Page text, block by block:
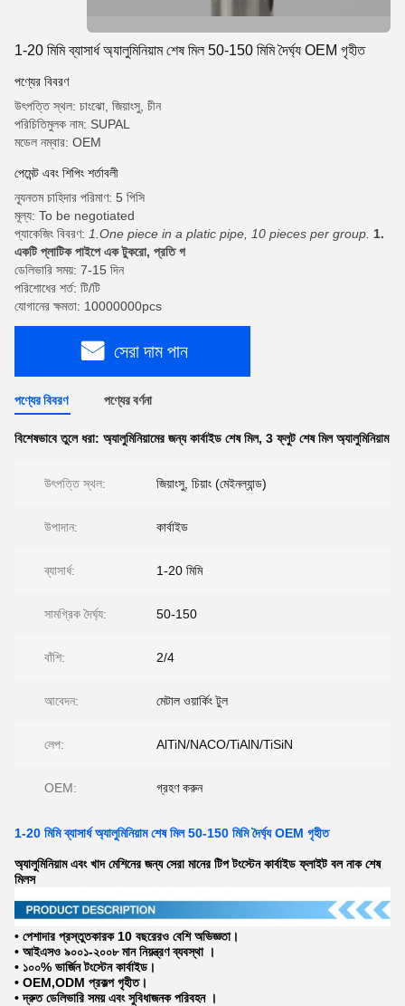
1-20 মিমি ব্যাসার্ধ অ্যালুমিনিয়াম শেষ মিল 50-150 মিমি দৈর্ঘ্য OEM গৃহীত
পণ্যের বিবরণ
উৎপত্তি স্থল: চাংঝো, জিয়াংসু, চীন
পরিচিতিমুলক নাম: SUPAL
মডেল নম্বার: OEM
পেমেন্ট এবং শিপিং শর্তাবলী
ন্যূনতম চাহিদার পরিমাণ: 5 পিসি
মূল্য: To be negotiated
প্যাকেজিং বিবরণ: 1.One piece in a platic pipe, 10 pieces per group. 1.
একটি প্লাটিক পাইপে এক টুকরো, প্রতি গ
ডেলিভারি সময়: 7-15 দিন
পরিশোধের শর্ত: টি/টি
যোগানের ক্ষমতা: 10000000pcs
সেরা দাম পান
পণ্যের বিবরণ পণ্যের বর্ণনা
বিশেষভাবে তুলে ধরা: অ্যালুমিনিয়ামের জন্য কার্বাইড শেষ মিল, 3 ফ্লুট শেষ মিল অ্যালুমিনিয়াম
উৎপত্তি স্থল: জিয়াংসু, চিয়াং (মেইনল্যান্ড)
উপাদান: কার্বাইড
ব্যাসার্ধ: 1-20 মিমি
সামগ্রিক দৈর্ঘ্য: 50-150
বাঁশি: 2/4
আবেদন: মেটাল ওয়ার্কিং টুল
লেপ: AlTiN/NACO/TiAlN/TiSiN
OEM: গ্রহণ করুন
1-20 মিমি ব্যাসার্ধ অ্যালুমিনিয়াম শেষ মিল 50-150 মিমি দৈর্ঘ্য OEM গৃহীত
অ্যালুমিনিয়াম এবং খাদ মেশিনের জন্য সেরা মানের টিপ টংস্টেন কার্বাইড ফ্লাইট বল নাক শেষ
মিলস
• পেশাদার প্রস্তুতকারক 10 বছরেরও বেশি অভিজ্ঞতা।
• আইএসও ৯০০১-২০০৮ মান নিয়ন্ত্রণ ব্যবস্থা ।
• ১০০% ভার্জিন টংস্টেন কার্বাইড।
• OEM,ODM প্রকল্প গৃহীত।
• দ্রুত ডেলিভারি সময় এবং সুবিধাজনক পরিবহন ।